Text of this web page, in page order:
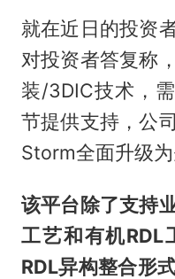
就在近日的投资
对投资者答复称
装/3DIC技术，
节提供支持，公
Storm全面升级为
该平台除了支持
工艺和有机RDL
RDL异构整合形